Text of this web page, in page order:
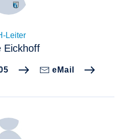
Leiter
Eickhoff
eMail